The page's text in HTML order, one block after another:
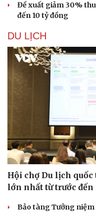
Đề xuất giảm 30%
đến 10 tỷ đồng
DU LỊCH
Hội chợ Du lịch quốc
lớn nhất từ trước đến
Bảo tàng Tưởng